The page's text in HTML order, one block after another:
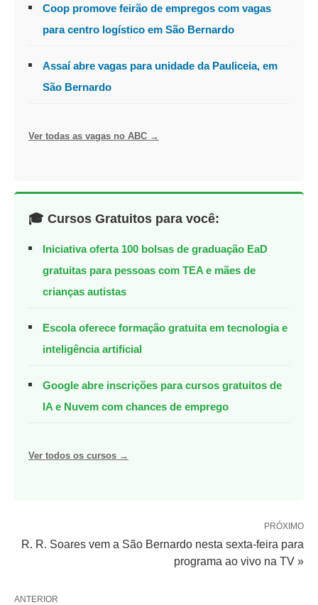
Coop promove feirão de empregos com vagas
para centro logístico em São Bernardo
Assaí abre vagas para unidade da Pauliceia, em
São Bernardo
Ver todas as vagas no ABC →
🎓 Cursos Gratuitos para você:
Iniciativa oferta 100 bolsas de graduação EaD
gratuitas para pessoas com TEA e mães de
crianças autistas
Escola oferece formação gratuita em tecnologia e
inteligência artificial
Google abre inscrições para cursos gratuitos de
IA e Nuvem com chances de emprego
Ver todos os cursos →
PRÓXIMO
R. R. Soares vem a São Bernardo nesta sexta-feira para
programa ao vivo na TV »
ANTERIOR